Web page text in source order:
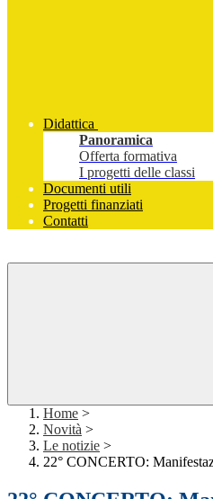
Didattica
Panoramica
Offerta formativa
I progetti delle classi
Documenti utili
Progetti finanziati
Contatti
Home >
Novità >
Le notizie >
22° CONCERTO: